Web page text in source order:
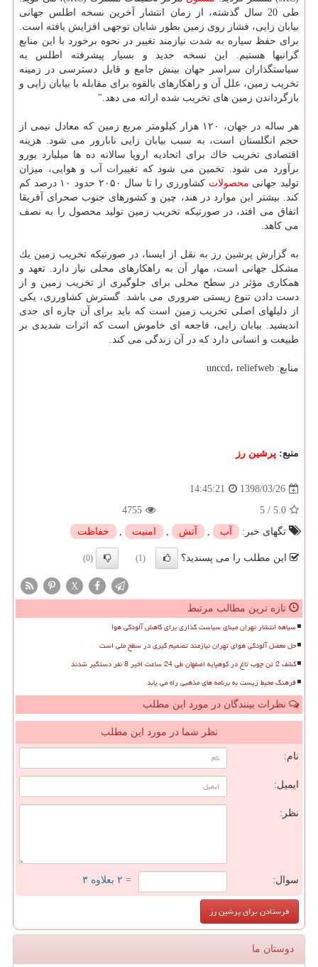
طی 20 سال گذشته، از زمان انتشار آخرین نسخه اطلس جهانی
بیابان زایی، فشار روی زمین بطور شایان توجهی افزایش یافته است.
برای حفظ سیاره به شدت نیازمند تغییر در نحوه برخورد با این منابع
گرانبها هستیم. این نسخه جدید و بسیار پیشرفته اطلس به
سیاستگذاران سراسر جهان بینش جامع و قابل دسترسی در زمینه
تخریب زمین، علل آن و راهكارهای بالقوه برای مقابله با بیابان زایی و
بازگرداندن زمین های تخریب شده ارائه می دهد."
هر ساله در جهان، ۱۲۰ هزار كیلومتر مربع زمین كه معادل نیمی از
حجم انگلستان است، به سبب بیابان زایی نابارور می شود. هزینه
اقتصادی تخریب خاك برای اتحادیه اروپا سالانه ده ها میلیارد یورو
برآورد می شود. تخمین می شود كه تغییرات آب و هوایی، میزان
تولید جهانی محصولات
كشاورزی را تا سال ۲۰۵۰ حدود ۱۰ درصد كم
كند. بیشتر این موارد در هند، چین و كشورهای جنوب صحرای آفریقا
اتفاق می افتد، در صورتیكه تخریب زمین تولید محصول را به نصف
می كاهد.
به گزارش پرشین رز به نقل از ایسنا، در صورتیكه تخریب زمین یك
مشكل جهانی است، مهار آن به راهكارهای محلی نیاز دارد. تعهد و
همكاری مؤثر در سطح محلی برای جلوگیری از تخریب زمین و از
دست دادن تنوع زیستی ضروری می باشد. گسترش كشاورزی، یكی
از دلیلهای اصلی تخریب زمین است كه باید برای آن چاره ای جدی
اندیشید. بیابان زایی، فاجعه ای خاموش است كه اثرات شدیدی بر
طبیعت و انسانی دارد كه در آن زندگی می كند.
منابع: unccd، reliefweb
منبع: پرشین رز
1398/03/26
14:45:21
5.0
/
5
4755
تگهای خبر:
آب , آتش , امنیت , حفاظت
این مطلب را می پسندید؟ (1)
(0)
X
تازه ترین مطالب مرتبط
سیاهه انتشار تهران مبنای سیاست گذاری برای کاهش آلودگی هوا
حل معضل آلودگی هوای تهران نیازمند تصمیم گیری در سطح ملی است
کشف 2 تن چوب تاغ در کوهپایه اصفهان طی 24 ساعت اخیر 8 نفر دستگیر شدند
فرهنگ محیط زیست به برنامه های مذهبی راه می یابد
نظرات بینندگان در مورد این مطلب
نظر شما در مورد این مطلب
نام:
ایمیل:
نظر:
سوال: = ۲ بعلاوه ۳
دوستان ما